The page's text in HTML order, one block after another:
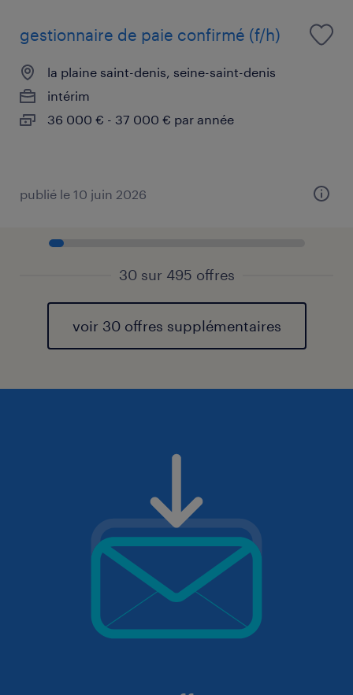
gestionnaire de paie confirmé (f/h)
la plaine saint-denis, seine-saint-denis
intérim
36 000 € - 37 000 € par année
publié le 10 juin 2026
30 sur 495 offres
voir 30 offres supplémentaires